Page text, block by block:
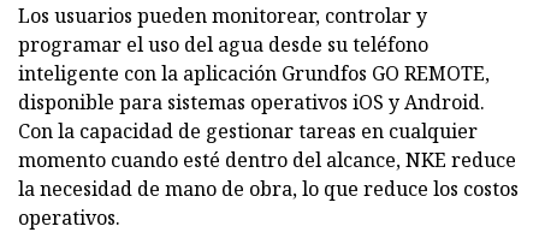
Los usuarios pueden monitorear, controlar y
programar el uso del agua desde su teléfono
inteligente con la aplicación Grundfos GO REMOTE,
disponible para sistemas operativos iOS y Android.
Con la capacidad de gestionar tareas en cualquier
momento cuando esté dentro del alcance, NKE reduce
la necesidad de mano de obra, lo que reduce los costos
operativos.